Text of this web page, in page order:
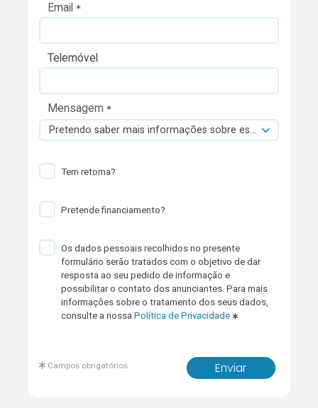
Email
Telemóvel
Mensagem
Pretendo saber mais informações sobre esta viatura.
Tem retoma?
Pretende financiamento?
Os dados pessoais recolhidos no presente
formulário serão tratados com o objetivo de dar
resposta ao seu pedido de informação e
possibilitar o contato dos anunciantes. Para mais
informações sobre o tratamento dos seus dados,
consulte a nossaPolítica de Privacidade
Enviar
Campos obrigatórios